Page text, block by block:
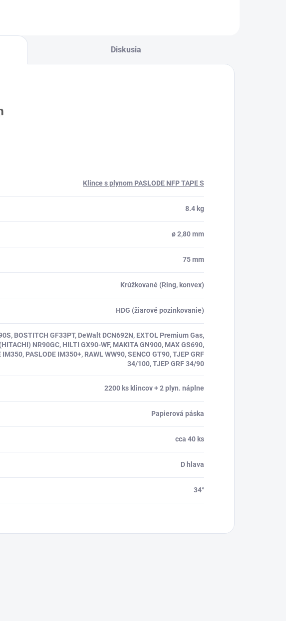
Diskusia
Klince s plynom PASLODE NFP TAPE S
8.4 kg
ø 2,80 mm
75 mm
Krúžkované (Ring, konvex)
HDG (žiarové pozinkovanie)
BOSTITCH GF33PT, DeWalt DCN692N, EXTOL Premium Gas,
NR90GC, HILTI GX90-WF, MAKITA GN900, MAX GS690,
IM350, PASLODE IM350+, RAWL WW90, SENCO GT90, TJEP GRF
34/100, TJEP GRF 34/90
2200 ks klincov + 2 plyn. náplne
Papierová páska
cca 40 ks
D hlava
34°